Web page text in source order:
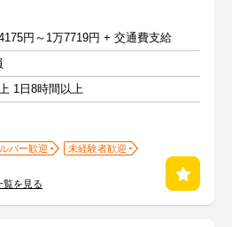
円～1万7719円 + 交通費支給
1日8時間以上
バー歓迎
未経験者歓迎
覧を見る